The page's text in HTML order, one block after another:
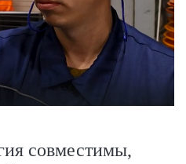
совместимы,